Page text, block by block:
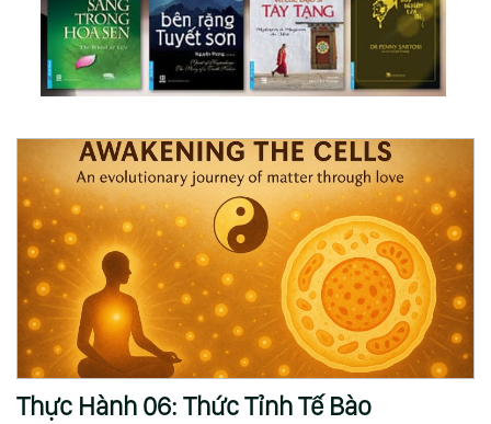
Thực Hành 06: Thức Tỉnh Tế Bào